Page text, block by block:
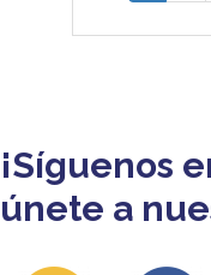
¡Síguenos
únete a